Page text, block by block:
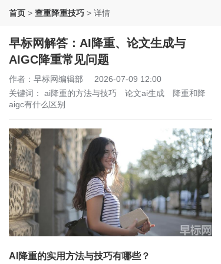
首页 > 查重降重技巧 > 详情
早标网解答：AI降重、论文生成与
AIGC降重常见问题
作者：早标网编辑部
2026-07-09 12:00
关键词： ai降重的方法与技巧 论文ai生成
降重和降
aigc有什么区别
AI降重的实用方法与技巧有哪些？